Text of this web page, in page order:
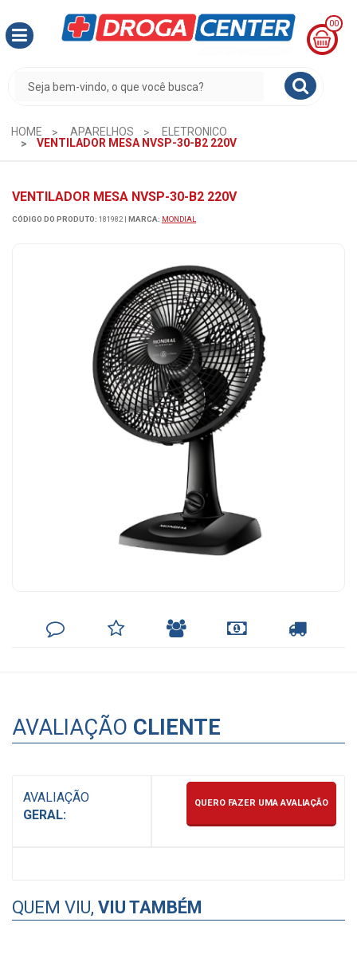
00
CESTA
R$
0,00
HOME APARELHOS
ELETRONICO
VENTILADOR MESA NVSP-30-B2 220V
VENTILADOR MESA NVSP-30-B2 220V
CÓDIGO DO PRODUTO: 181982 | MARCA: MONDIAL
DEIXE
COMENTÁRIO
MINHA
LISTA
INDIQUE
FORMAS
CALCULAR
FRETE
AVALIAÇÃO CLIENTE
AVALIAÇÃO
GERAL:
QUERO FAZER UMA AVALIAÇÃO
QUEM VIU, VIU TAMBÉM